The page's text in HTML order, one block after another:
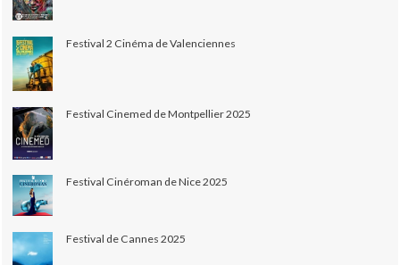
Festival 2 Cinéma de Valenciennes
Festival Cinemed de Montpellier 2025
Festival Cinéroman de Nice 2025
Festival de Cannes 2025